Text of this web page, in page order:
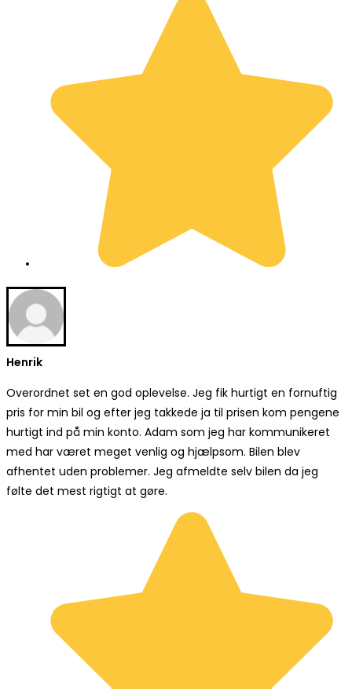
Henrik
Overordnet set en god oplevelse. Jeg fik hurtigt en fornuftig
pris for min bil og efter jeg takkede ja til prisen kom pengene
hurtigt ind på min konto. Adam som jeg har kommunikeret
med har været meget venlig og hjælpsom. Bilen blev
afhentet uden problemer. Jeg afmeldte selv bilen da jeg
følte det mest rigtigt at gøre.